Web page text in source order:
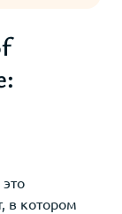
в котором